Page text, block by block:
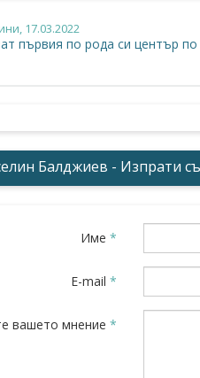
, 17.03.2022
първия по рода си център по
Балджиев - Изпрати
Име *
E-mail *
вашето мнение *